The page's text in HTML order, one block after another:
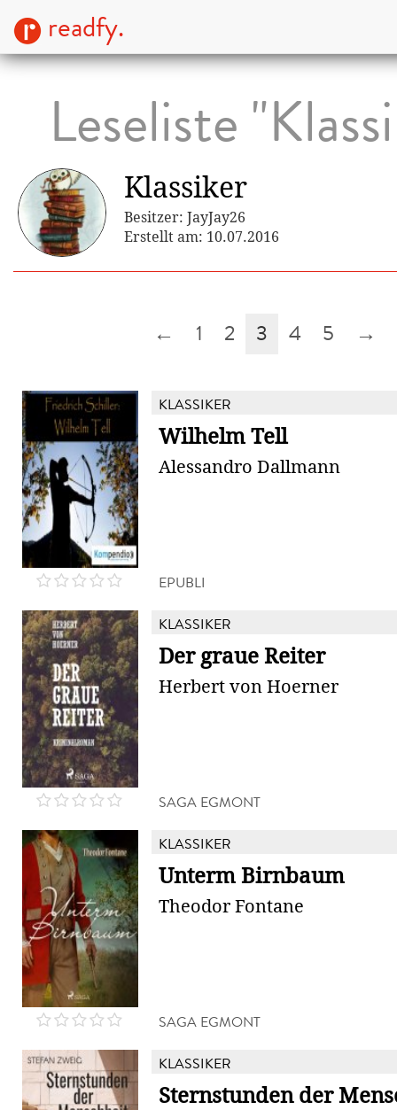
readfy.
Leseliste
Klassiker
Besitzer: JayJay26
Erstellt am: 10.07.2016
← 1 2 3 4 5 →
KLASSIKER
Wilhelm Tell
Alessandro Dallmann
EPUBLI
KLASSIKER
Der graue Reiter
Herbert von Hoerner
SAGA EGMONT
KLASSIKER
Unterm Birnbaum
Theodor Fontane
SAGA EGMONT
KLASSIKER
Sternstunden der